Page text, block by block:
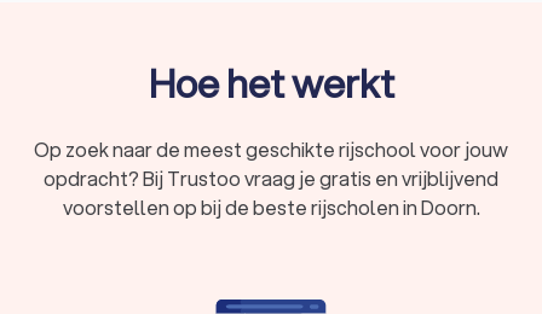
gemiddeld € 45,- tot € 65,- per uur
reviews.
Hoe het werkt
Op zoek naar de meest geschikte rijschool voor jouw
opdracht? Bij Trustoo vraag je gratis en vrijblijvend
voorstellen op bij de beste rijscholen in Doorn.